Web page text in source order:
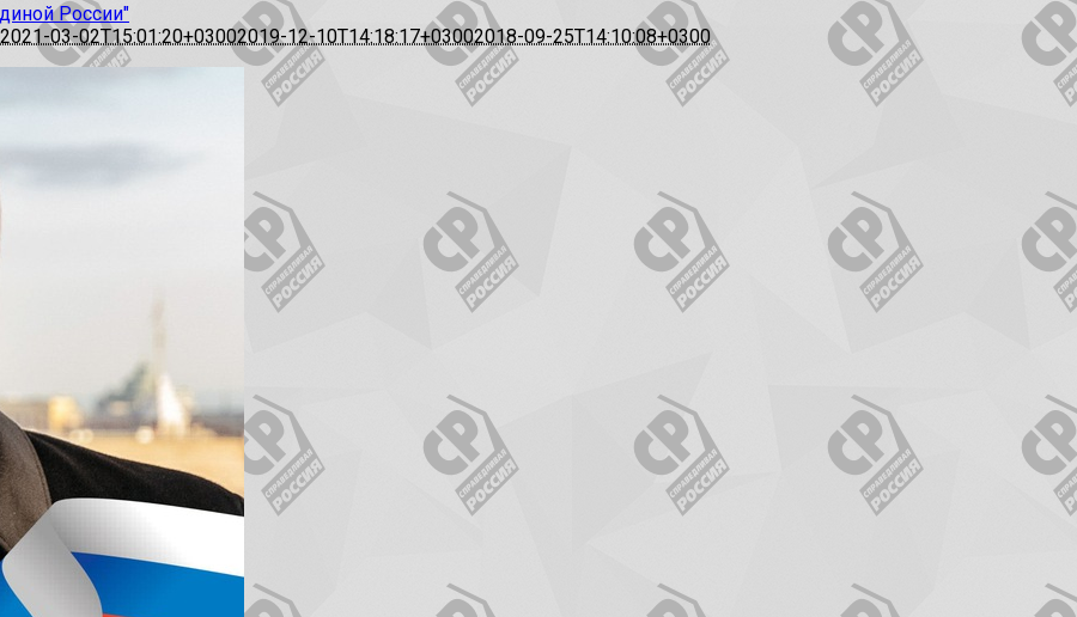
России"
2021-03-02T15:01:20+03002019-12-10T14:18:17+03002018-09-25T14:10:08+0300